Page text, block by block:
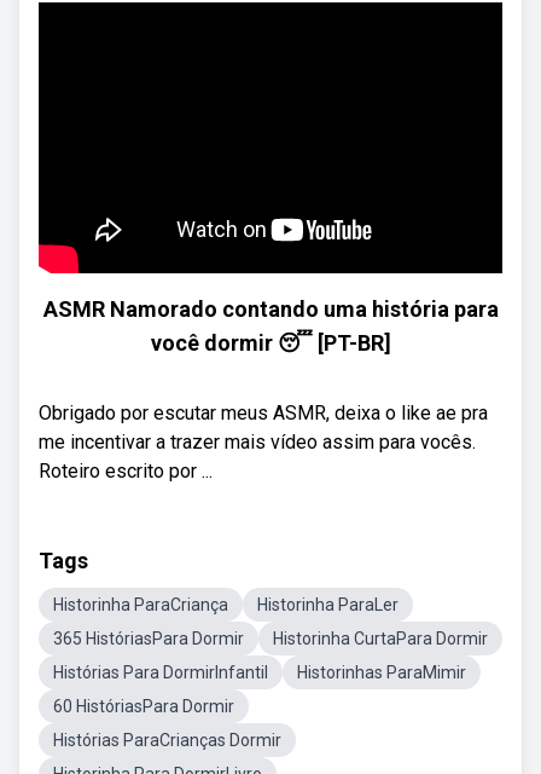
ASMR Namorado contando uma história para
você dormir 😴 [PT-BR]
Obrigado por escutar meus ASMR, deixa o like ae pra
me incentivar a trazer mais vídeo assim para vocês.
Roteiro escrito por ...
Tags
Historinha ParaCriança
Historinha ParaLer
365 HistóriasPara Dormir
Historinha CurtaPara Dormir
Histórias Para DormirInfantil
Historinhas ParaMimir
60 HistóriasPara Dormir
Histórias ParaCrianças Dormir